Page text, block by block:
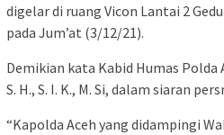
digelar di ruang Vicon Lantai 2
pada Jum’at (3/12/21).
Demikian kata Kabid Humas Polda
S. H., S. I. K., M. Si, dalam siaran
“Kapolda Aceh yang didampingi